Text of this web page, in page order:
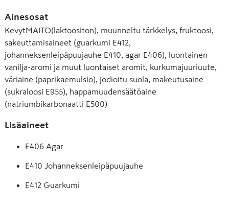
Ainesosat
KevytMAITO(laktoositon), muunneltu tärkkelys, fruktoosi,
sakeuttamisaineet (guarkumi E412,
johanneksenleipäpuujauhe E410, agar E406), luontainen
vanilja-aromi ja muut luontaiset aromit, kurkumajuuriuute,
väriaine (paprikaemulsio), jodioitu suola, makeutusaine
(sukraloosi E955), happamuudensäätöaine
(natriumbikarbonaatti E500)
Lisäaineet
E406 Agar
E410 Johanneksenleipäpuujauhe
E412 Guarkumi